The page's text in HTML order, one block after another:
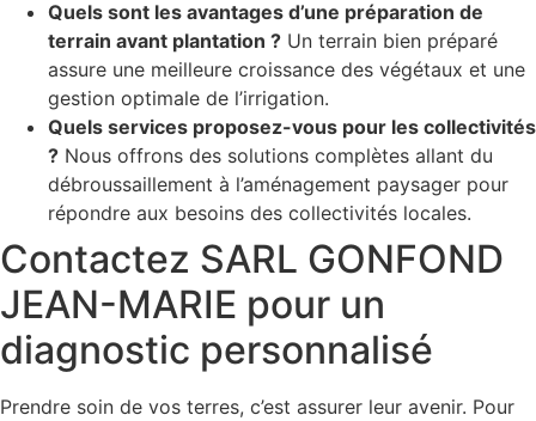
Quels sont les avantages d’une préparation de
terrain avant plantation ? Un terrain bien préparé
assure une meilleure croissance des végétaux et une
gestion optimale de l’irrigation.
Quels services proposez-vous pour les collectivités
? Nous offrons des solutions complètes allant du
débroussaillement à l’aménagement paysager pour
répondre aux besoins des collectivités locales.
Contactez SARL GONFOND
JEAN-MARIE pour un
diagnostic personnalisé
Prendre soin de vos terres, c’est assurer leur avenir. Pour